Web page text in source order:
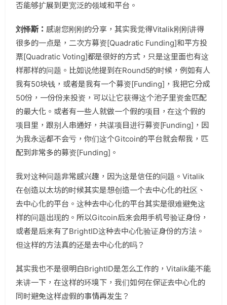
否能够扩展到更宽泛的领域和平台。
刘怿斯：感谢您刚刚的分享，其实我觉得Vitalik刚刚讲得
很多的一点是，二次方募资[Quadratic Funding]和平方投
票[Quadratic Voting]都是很好的方式，只是这里面也有这
样那样的问题。比如说他提到在Round5的时候，例如有人
我有50块钱，或者是我有一个募资[Funding]，我把它分成
50份，一份份来投资，可以让它获得这个池子里资金匹配
的最大化。或者有一些人就做一个假的项目，在这个假的
项目里，跟别人串通好，共谋项目进行募资[Funding]，因
为我永远都不会亏，你们这个Gitcoin的平台就会帮我，匹
配到非常多的募资[Funding]。
我对这种问题非常感兴趣，因为这是信任的问题。Vitalik
在创造以太坊的时候其实是想创造一个去中心化的社区、
去中心化的平台。这种去中心化的平台其实是很难避免这
样的问题出现的。所以Gitcoin后来会用手机号验证身份，
或者是后来有了BrightID这种去中心化验证身份的方法。
但这样的方法真的还是去中心化的吗？
其实我也不是很明白BrightID是怎么工作的，Vitalik能不能
来讲一下，在这样的环境下，我们如何在保证去中心化的
同时避免这样虚假的事情再发生？